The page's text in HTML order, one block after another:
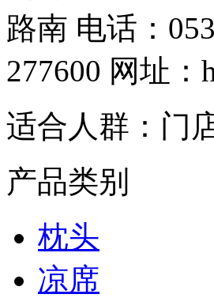
路南 电话：
277600 网址：
适合人群： 门
产品类别
枕头
凉席